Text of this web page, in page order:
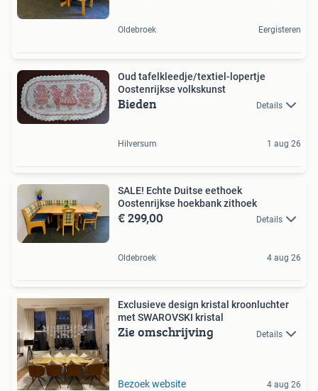
Oldebroek Eergisteren
Oud tafelkleedje/textiel-lopertje
Oostenrijkse volkskunst
Bieden Details
Hilversum 1 aug 26
SALE! Echte Duitse eethoek
Oostenrijkse hoekbank zithoek
€ 299,00 Details
Oldebroek 4 aug 26
Exclusieve design kristal kroonluchter
met SWAROVSKI kristal
Zie omschrijving Details
Bezoek website 4 aug 26